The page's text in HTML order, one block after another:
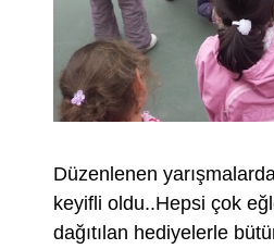
Düzenlenen
keyifli oldu..Hepsi çok
dağıtılan hediyelerle